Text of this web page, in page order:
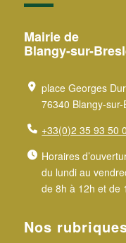
Mairie de
Blangy-sur-
place Georges
76340 Blangy-sur-
+33(0)2 35 93 50
Horaires
du lundi au
de 8h à 12h et de
Nos